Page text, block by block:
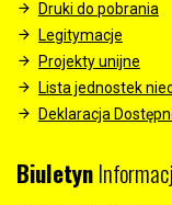
Druki do pobrania
Legitymacje
Projekty unijne
Lista jednostek
Deklaracja
Biuletyn